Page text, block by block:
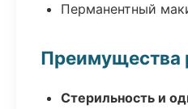
Перманентный
Преимущества
Стерильность и